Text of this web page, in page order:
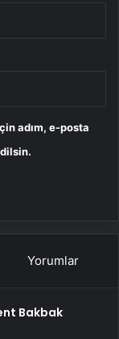
adım, e-posta
Yorumlar
Bakbak